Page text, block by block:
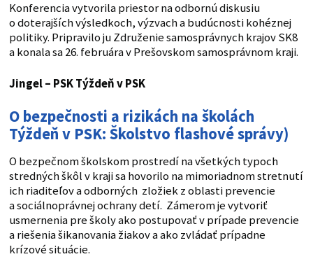
Konferencia vytvorila priestor na odbornú diskusiu
o doterajších výsledkoch, výzvach a budúcnosti kohéznej
politiky. Pripravilo ju Združenie samosprávnych krajov SK8
a konala sa 26. februára v Prešovskom samosprávnom kraji.
Jingel – PSK Týždeň v PSK
O bezpečnosti a rizikách na školách
Týždeň v PSK: Školstvo flashové správy)
O bezpečnom školskom prostredí na všetkých typoch
stredných škôl v kraji sa hovorilo na mimoriadnom stretnutí
ich riaditeľov a odborných zložiek z oblasti prevencie
a sociálnoprávnej ochrany detí. Zámerom je vytvoriť
usmernenia pre školy ako postupovať v prípade prevencie
a riešenia šikanovania žiakov a ako zvládať prípadne
krízové situácie.